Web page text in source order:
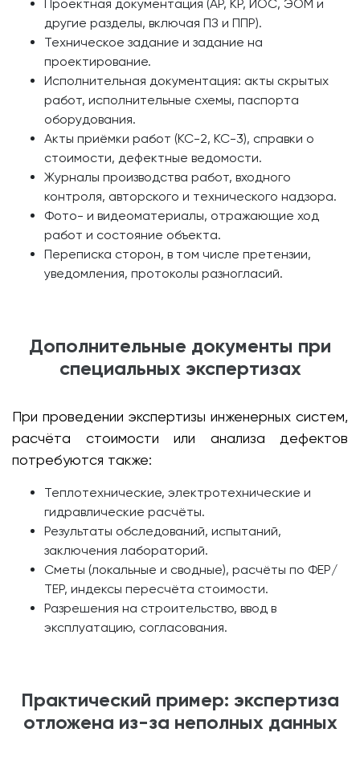
Проектная документация (АР, КР, ИОС, ЭОМ и
другие разделы, включая ПЗ и ППР).
Техническое задание и задание на
проектирование.
Исполнительная документация: акты скрытых
работ, исполнительные схемы, паспорта
оборудования.
Акты приёмки работ (КС-2, КС-3), справки о
стоимости, дефектные ведомости.
Журналы производства работ, входного
контроля, авторского и технического надзора.
Фото- и видеоматериалы, отражающие ход
работ и состояние объекта.
Переписка сторон, в том числе претензии,
уведомления, протоколы разногласий.
Дополнительные документы при
специальных экспертизах
При проведении экспертизы инженерных систем,
расчёта стоимости или анализа дефектов
потребуются также:
Теплотехнические, электротехнические и
гидравлические расчёты.
Результаты обследований, испытаний,
заключения лабораторий.
Сметы (локальные и сводные), расчёты по ФЕР/
ТЕР, индексы пересчёта стоимости.
Разрешения на строительство, ввод в
эксплуатацию, согласования.
Практический пример: экспертиза
отложена из-за неполных данных